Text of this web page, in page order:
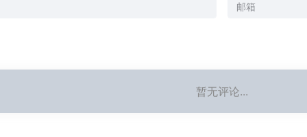
暂无评论...